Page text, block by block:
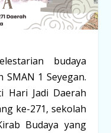
budaya
1 Seyegan.
Hari Jadi Daerah
ke-271, sekolah
Budaya yang